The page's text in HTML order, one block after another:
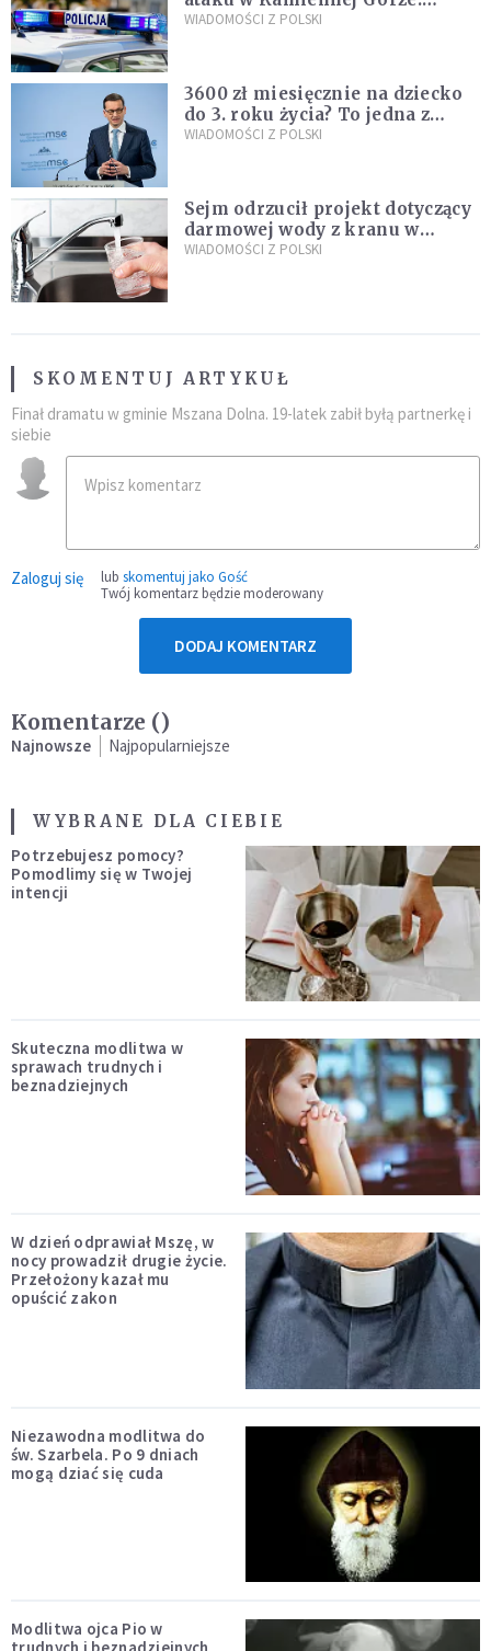
Policja zatrzymała dwóch
WIADOMOŚCI Z POLSKI
3600 zł miesięcznie na dziecko
do 3. roku życia? To jedna z
propozycji programu "Rozwój
WIADOMOŚCI Z POLSKI
Sejm odrzucił projekt dotyczący
darmowej wody z kranu w
restauracjach
WIADOMOŚCI Z POLSKI
SKOMENTUJ ARTYKUŁ
Finał dramatu w gminie Mszana Dolna. 19-latek zabił byłą partnerkę i
siebie
Zaloguj się lub skomentuj jako Gość
Twój komentarz będzie moderowany
DODAJ KOMENTARZ
Komentarze ()
Najnowsze Najpopularniejsze
WYBRANE DLA CIEBIE
Potrzebujesz pomocy?
Pomodlimy się w Twojej
intencji
Skuteczna modlitwa w
sprawach trudnych i
beznadziejnych
W dzień odprawiał Mszę, w
nocy prowadził drugie życie.
Przełożony kazał mu
opuścić zakon
Niezawodna modlitwa do
św. Szarbela. Po 9 dniach
mogą dziać się cuda
Modlitwa ojca Pio w